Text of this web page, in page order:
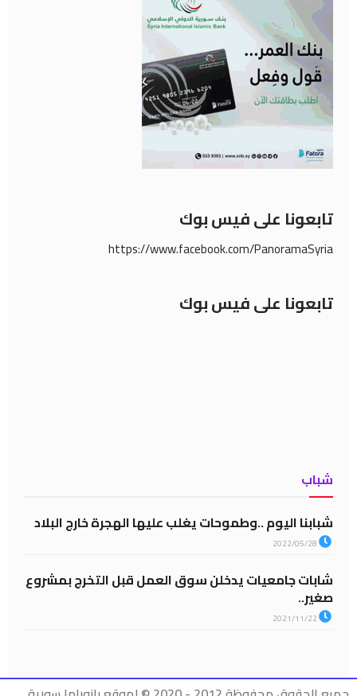
تابعونا على فيس بوك
https://www.facebook.com/PanoramaSyria
تابعونا على فيس بوك
شباب
شبابنا اليوم ..وطموحات يغلب عليها الهجرة خارج البلاد
شابات جامعيات يدخلن سوق العمل قبل التخرج بمشروع
صغير..